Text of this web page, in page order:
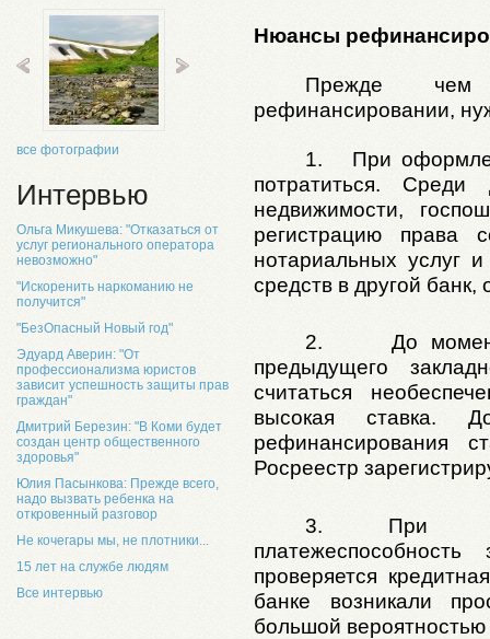
все фотографии
Интервью
Ольга Микушева: "Отказаться от
услуг регионального оператора
невозможно"
"Искоренить наркоманию не
получится"
"БезОпасный Новый год"
Эдуард Аверин: "От
профессионализма юристов
зависит успешность защиты прав
граждан"
Дмитрий Березин: "В Коми будет
создан центр общественного
здоровья"
Юлия Пасынкова: Прежде всего,
надо вызвать ребенка на
откровенный разговор
Не кочегары мы, не плотники...
15 лет на службе людям
Все интервью
Нюансы
Прежде
рефинансировании,
1.
При
потратиться.
недвижимости,
регистрацию права
нотариальных услуг
средств в другой
2.
До
предыдущего
считаться
высокая ставка.
рефинансирования
Росреестр
3. При
проверяется
банке возникали
большой вероятностью